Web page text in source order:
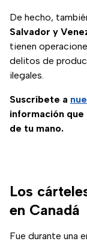
De hecho,
Salvador y
tienen
delitos de
ilegales.
Suscríbete a
información
de tu mano.
Los
en Canadá
Fue durante una